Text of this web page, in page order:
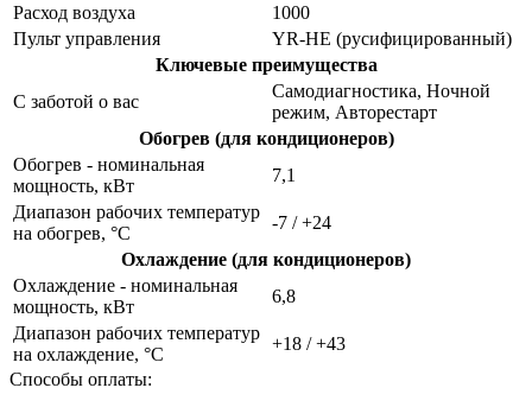
Расход воздуха
1000
Пульт управления
YR-HE (русифицированный)
Ключевые преимущества
С заботой о вас
Самодиагностика, Ночной
режим, Авторестарт
Обогрев (для кондиционеров)
Обогрев - номинальная
мощность, кВт
7,1
Диапазон рабочих температур
на обогрев, °C
-7 / +24
Охлаждение (для кондиционеров)
Охлаждение - номинальная
мощность, кВт
6,8
Диапазон рабочих температур
на охлаждение, °C
+18 / +43
Способы оплаты: